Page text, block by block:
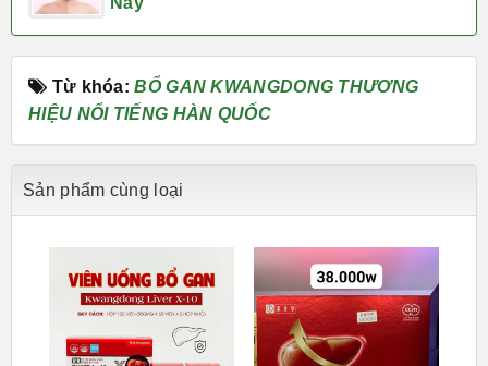
Từ khóa:BỔ GAN KWANGDONG THƯƠNG
HIỆU NỔI TIẾNG HÀN QUỐC
Sản phẩm cùng loại